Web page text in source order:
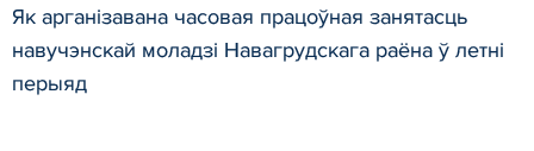
Як арганізавана часовая працоўная занятасць
навучэнскай моладзі Навагрудскага раёна ў летні
перыяд